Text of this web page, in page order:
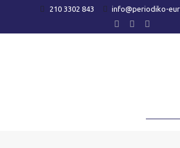
210 3302 843 info@periodiko-